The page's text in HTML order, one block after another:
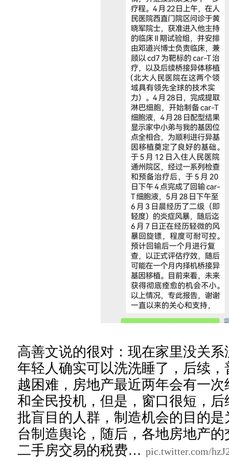
高善文说的很对：现在家里没关
年轻人确实可以洗洗睡了，后续
越困难，房地产最近两年会有一
和全民投机，但是，窗口很短，
批盲目的人群，制造机会的目的
台制造舆论，随后，各地房地产
二手房交易的税费… pic.twitter.com/